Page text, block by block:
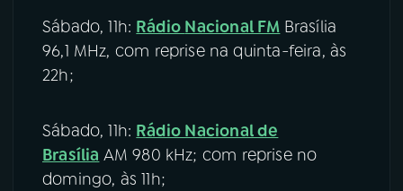
Sábado, 11h: Rádio Nacional FM Brasília
96,1 MHz, com reprise na quinta-feira, às
22h;
Sábado, 11h: Rádio Nacional de
Brasília AM 980 kHz; com reprise no
domingo, às 11h;